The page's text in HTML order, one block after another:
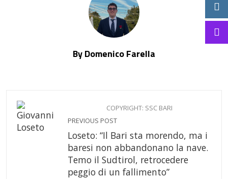
By Domenico Farella
COPYRIGHT: SSC BARI
PREVIOUS POST
Loseto: “Il Bari sta morendo, ma i
baresi non abbandonano la nave.
Temo il Sudtirol, retrocedere
peggio di un fallimento”